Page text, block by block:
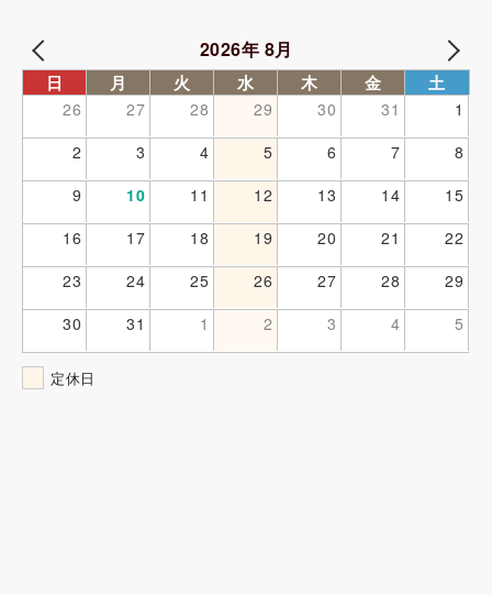
2026年 8月
日 月 火 水 木 金 土
26 27 28 29 30 31
1
2
3 4 5 6 7
8
9
10 11 12 13 14
15
16
17 18 19 20 21
22
23
24 25 26 27 28
29
30
31 1 2 3 4 5
定休日